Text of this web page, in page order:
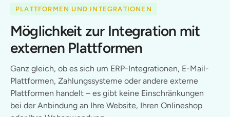
PLATTFORMEN UND INTEGRATIONEN
Möglichkeit zur Integration mit
externen Plattformen
Ganz gleich, ob es sich um ERP-Integrationen, E-Mail-
Plattformen, Zahlungssysteme oder andere externe
Plattformen handelt – es gibt keine Einschränkungen
bei der Anbindung an Ihre Website, Ihren Onlineshop